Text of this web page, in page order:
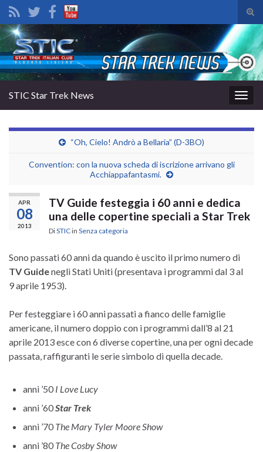
il
di
Search for:
la
STIC Star Trek News
“Oh, Cielo! Andrò a Bellaria” (D-3BO)
Convention: con la nuova scheda di iscrizione arrivano gli
Acchiappafantasmi.
APR
08
2013
TV Guide festeggia i 60 anni e dedica
una delle copertine speciali a Star Trek
DiSTICin Senza categoria
Sono passati 60 anni da quando è uscito il primo numero di
TV Guidenegli Stati Uniti (presentava i programmi dal 3 al
9 aprile 1953).
Per festeggiare i 60 anni passati a fianco delle famiglie
americane, il numero doppio con i programmi dall’8 al 21
aprile 2013 esce con 6 diverse copertine, una per ogni decade
passata, raffiguranti le serie simbolo di quella decade.
anni ’50 I Love Lucy
anni ’60Star Trek
anni ’70 The Mary Tyler Moore Show
anni ’80 The Cosby Show